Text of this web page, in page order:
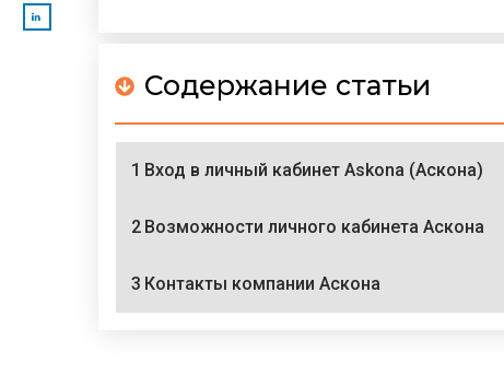
Содержание статьи
1 Вход в личный кабинет Askona (Аскона)
2 Возможности личного кабинета Аскона
3 Контакты компании Аскона